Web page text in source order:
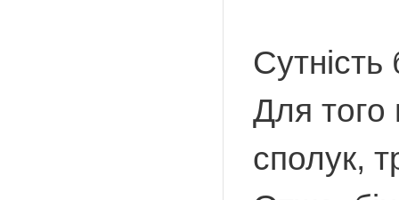
Сутність
Для того
сполук,